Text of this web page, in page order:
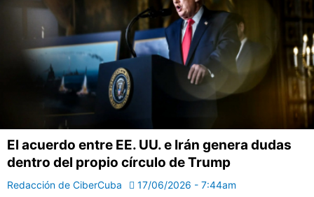
El acuerdo entre EE. UU. e Irán genera dudas
dentro del propio círculo de Trump
Redacción de CiberCuba 17/06/2026 - 7:44am